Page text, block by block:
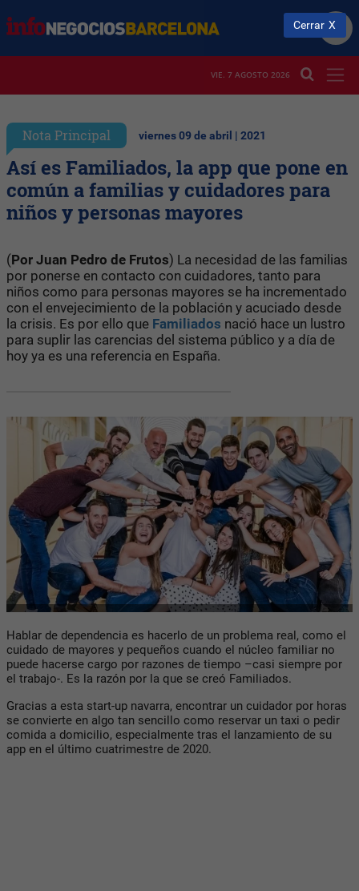
VIE. 7 AGOSTO 2026
Nota Principal viernes 09 de abril | 2021
Así es Familiados, la app que pone en
común a familias y cuidadores para
niños y personas mayores
(Por Juan Pedro de Frutos) La necesidad de las familias
por ponerse en contacto con cuidadores, tanto para
niños como para personas mayores se ha incrementado
con el envejecimiento de la población y acuciado desde
la crisis. Es por ello que Familiados nació hace un lustro
para suplir las carencias del sistema público y a día de
hoy ya es una referencia en España.
Hablar de dependencia es hacerlo de un problema real, como el
cuidado de mayores y pequeños cuando el núcleo familiar no
puede hacerse cargo por razones de tiempo –casi siempre por
el trabajo-. Es la razón por la que se creó Familiados.
Gracias a esta start-up navarra, encontrar un cuidador por horas
se convierte en algo tan sencillo como reservar un taxi o pedir
comida a domicilio, especialmente tras el lanzamiento de su
app en el último cuatrimestre de 2020.
Cerrar